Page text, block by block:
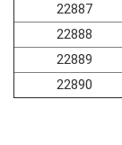
22887
22888
22889
22890